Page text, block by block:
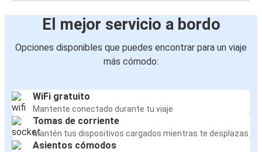
El mejor servicio a bordo
Opciones disponibles que puedes encontrar para un viaje
más cómodo:
WiFi gratuito
Mantente conectado durante tu viaje
Tomas de corriente
Mantén tus dispositivos cargados mientras te desplazas
Asientos cómodos